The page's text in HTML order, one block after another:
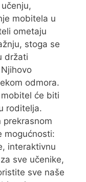
mobitela u
ometaju
stoga se
držati
odmora.
će biti
roditelja.
prekrasnom
mogućnosti:
interaktivnu
sve učenike,
sve naše